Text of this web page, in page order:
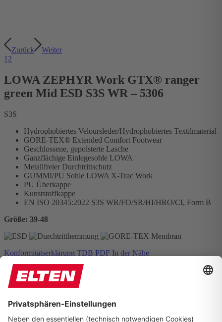
Zurück
Weiter
1 2
LOWA ZEPHYR Work GTX® ranger
green Mid ESD S3S WR – 5306
S3S
Hydrophobiertes Veloursleder/Hydrophobiertes Textilmaterial
GORE-TEX® Extended Comfort Footwear
Geschlossene, gepolsterte Lasche
Ganzflächige Einlegesohle LOWA
Metallfreier Durchtrittschutz
GUMMI/PU Sohle LOWA X-Trac Work
PU Überkappe
Kunststoffkappe
EN ISO 20345:2022 S3S WR/FO/SR/HI/HRO/CI, Form B
Größe: 39-48
Konformitätserklärung TDB PDF In der Nähe
LOWA Work c/o
ELTEN GmbH
Ostwall 7-13
Tel. +49 (0) 2825 - 80 168